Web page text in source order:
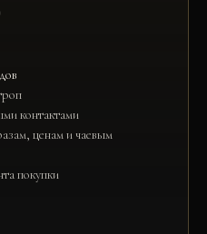
контактами
ценам и чаевым
покупки